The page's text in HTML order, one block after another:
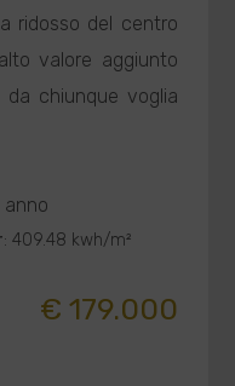
ridosso del centro
valore aggiunto
chiunque voglia
anno
: 409.48 kwh/m²
€ 179.000